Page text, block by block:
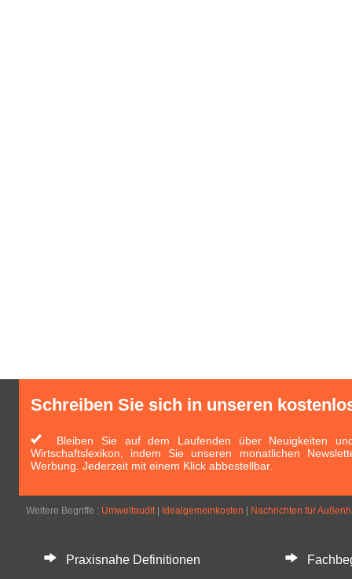
Schreiben Sie sich in unseren
Bleiben Sie auf dem Laufenden über Neuigkeiten
Wirtschaftslexikon, indem Sie unseren monatlichen
Werbung. Jederzeit mit einem Klick abbestellbar.
Weitere Begriffe : Umweltaudit| Idealgemeinkosten Nachrichten für
Praxisnahe Definitionen